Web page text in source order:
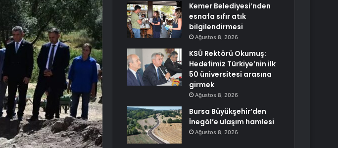
Kemer Belediyesi’nden
esnafa sıfır atık
bilgilendirmesi
Ağustos 8, 2026
KSÜ Rektörü Okumuş:
Hedefimiz Türkiye’nin ilk
50 üniversitesi arasına
girmek
Ağustos 8, 2026
Bursa Büyükşehir’den
İnegöl’e ulaşım hamlesi
Ağustos 8, 2026